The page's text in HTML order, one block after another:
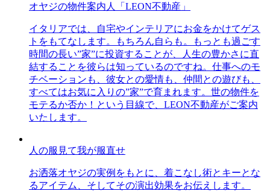
オヤジの物件案内人「LEON不動産」
イタリアでは、自宅やインテリアにお金をかけてゲス
トをもてなします。もちろん自らも。もっとも過ごす
時間の長い”家”に投資することが、人生の豊かさに直
結することを彼らは知っているのですね。仕事へのモ
チベーションも、彼女との愛情も、仲間との遊びも、
すべてはお気に入りの”家”で育まれます。世の物件を
モテるか否か！という目線で、LEON不動産がご案内
いたします。
人の服見て我が服直せ
お洒落オヤジの実例をもとに、着こなし術とキーとな
るアイテム、そしてその演出効果をお伝えします。